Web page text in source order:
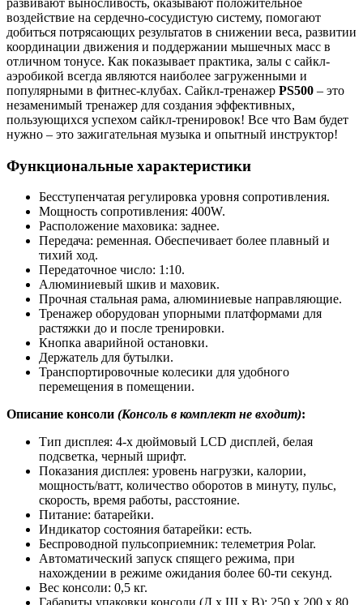
развивают выносливость, оказывают положительное
воздействие на сердечно-сосудистую систему, помогают
добиться потрясающих результатов в снижении веса, развитии
координации движения и поддержании мышечных масс в
отличном тонусе. Как показывает практика, залы с сайкл-
аэробикой всегда являются наиболее загруженными и
популярными в фитнес-клубах. Сайкл-тренажер PS500 – это
незаменимый тренажер для создания эффективных,
пользующихся успехом сайкл-тренировок! Все что Вам будет
нужно – это зажигательная музыка и опытный инструктор!
Функциональные характеристики
Бесступенчатая регулировка уровня сопротивления.
Мощность сопротивления: 400W.
Расположение маховика: заднее.
Передача: ременная. Обеспечивает более плавный и
тихий ход.
Передаточное число: 1:10.
Алюминиевый шкив и маховик.
Прочная стальная рама, алюминиевые направляющие.
Тренажер оборудован упорными платформами для
растяжки до и после тренировки.
Кнопка аварийной остановки.
Держатель для бутылки.
Транспортировочные колесики для удобного
перемещения в помещении.
Описание консоли (Консоль в комплект не входит):
Тип дисплея: 4-х дюймовый LCD дисплей, белая
подсветка, черный шрифт.
Показания дисплея: уровень нагрузки, калории,
мощность/ватт, количество оборотов в минуту, пульс,
скорость, время работы, расстояние.
Питание: батарейки.
Индикатор состояния батарейки: есть.
Беспроводной пульсоприемник: телеметрия Polar.
Автоматический запуск спящего режима, при
нахождении в режиме ожидания более 60-ти секунд.
Вес консоли: 0,5 кг.